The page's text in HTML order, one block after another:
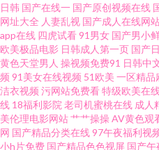
线播 黑丝AV 香蕉网伊 97人妻人人操
av高潮喷水一区二 久久涩涩欧美 国
观看 久草手机福利视频 91传媒视频免
品久久 91精品免费视频在线观看 91
日韩 国产在线一 国产原创视频在线
网址大全 人妻乱视 国产成人在线网
app在线 四虎试看91男女 国产男小
欧美极品电影 日韩成人第一页 国产
黄色天堂男人 操视频免费91 日韩中
频 91美女在线视频 51欧美 一区精品
洁衣视频 污网站免费看特级欧美在
线 18福利影院 老司机蜜桃在线 成人
美伦理电影网站艹艹操操AV黄色观
网 国产精品分类在线97午夜福利视
小h片免费 国产精品色色视屏 国产午